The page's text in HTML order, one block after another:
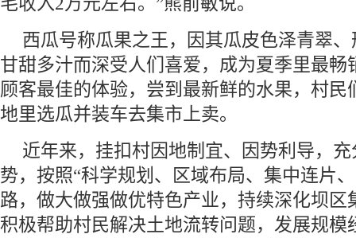
西瓜号称瓜果之王，因其瓜皮色泽青翠
甘甜多汁而深受人们喜爱，成为夏季里最畅
顾客最佳的体验，尝到最新鲜的水果，村民
地里选瓜并装车去集市上卖。
近年来，挂扣村因地制宜、因势利导，
势，按照“科学规划、区域布局、集中连片
路，做大做强做优特色产业，持续深化坝区
积极帮助村民解决土地流转问题，发展规模